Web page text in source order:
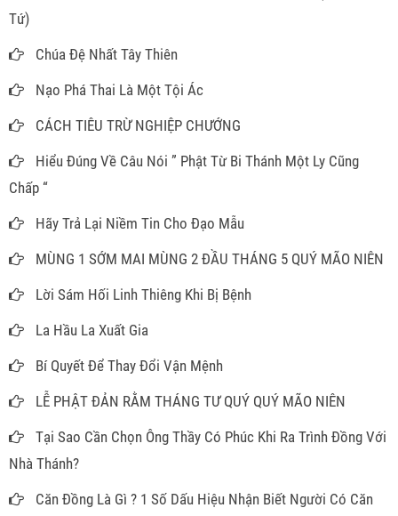
Tứ)
Chúa Đệ Nhất Tây Thiên
Nạo Phá Thai Là Một Tội Ác
CÁCH TIÊU TRỪ NGHIỆP CHƯỚNG
Hiểu Đúng Về Câu Nói ” Phật Từ Bi Thánh Một Ly Cũng
Chấp “
Hãy Trả Lại Niềm Tin Cho Đạo Mẫu
MÙNG 1 SỚM MAI MÙNG 2 ĐẦU THÁNG 5 QUÝ MÃO NIÊN
Lời Sám Hối Linh Thiêng Khi Bị Bệnh
La Hầu La Xuất Gia
Bí Quyết Để Thay Đổi Vận Mệnh
LỄ PHẬT ĐẢN RẰM THÁNG TƯ QUÝ QUÝ MÃO NIÊN
Tại Sao Cần Chọn Ông Thầy Có Phúc Khi Ra Trình Đồng Với
Nhà Thánh?
Căn Đồng Là Gì ? 1 Số Dấu Hiệu Nhận Biết Người Có Căn